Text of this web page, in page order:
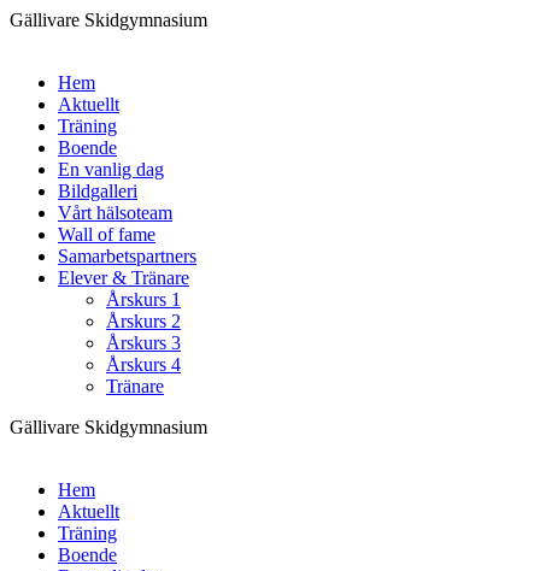
Gällivare Skidgymnasium
Hem
Aktuellt
Träning
Boende
En vanlig dag
Bildgalleri
Vårt hälsoteam
Wall of fame
Samarbetspartners
Elever & Tränare
Årskurs 1
Årskurs 2
Årskurs 3
Årskurs 4
Tränare
Gällivare Skidgymnasium
Hem
Aktuellt
Träning
Boende